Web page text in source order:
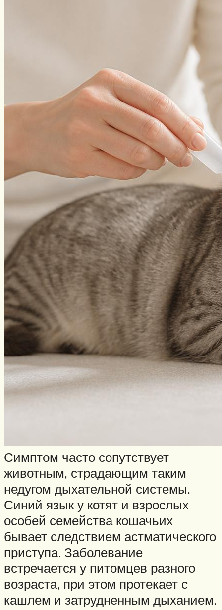
Симптом часто сопутствует
животным, страдающим таким
недугом дыхательной системы.
Синий язык у котят и взрослых
особей семейства кошачьих
бывает следствием астматического
приступа. Заболевание
встречается у питомцев разного
возраста, при этом протекает с
кашлем и затрудненным дыханием.